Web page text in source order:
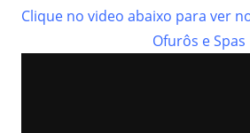
Clique no video abaixo para ver
Ofurôs e Spas